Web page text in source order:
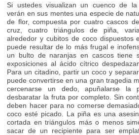
Si ustedes visualizan un cuenco de la
verán en sus mentes una especie de
de flor, compuesta por cuatro cascos
cruz, cuatro triángulos de piña,
alrededor y cubitos de coco dispuestos
puede resultar de lo más frugal e
un bulto de naranjas en cascos tiene
exposiciones al ácido cítrico
Para un citadino, partir un coco y
puede convertirse en una gran tragedia
cercenarse un dedo, apuñalarse
desbaratar la fruta por completo. Sin
deben hacer para no comerse
coco esté picado. La piña es una
cortada en triángulos más o menos
sacar de un recipiente para ser